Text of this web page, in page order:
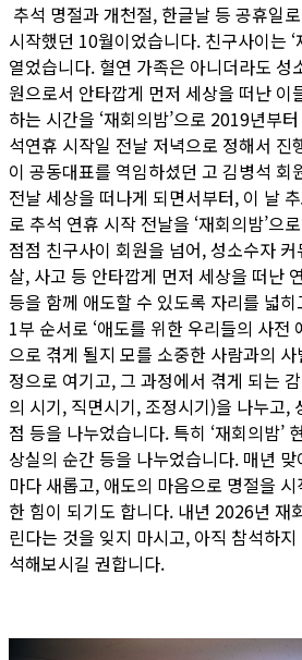
추석 명절과 개천절, 한글날 등 공휴일
시작했던 10월이었습니다. 친구사이는
열었습니다. 혈연 가족은 아니더라도 성
원으로서 안타깝게 먼저 세상을 떠난 이
하는 시간을 ‘재회의밤’으로 2019년부
석연휴 시작일 전날 저녁으로 정해서 진
이 공동대표를 역임하셨던 고 김병석 회
전날 세상을 떠나게 되면서부터, 이 날
로 추석 연휴 시작 전날을 ‘재회의밤’으
점점 친구사이 회원을 넘어, 성소수자
살, 사고 등 안타깝게 먼저 세상을 떠난
등을 함께 애도할 수 있도록 자리를 넓
1부 순서로 ‘애도를 위한 우리들의 사전
으로 겪게 될지 모를 소중한 사람과의
정으로 여기고, 그 과정에서 겪게 되는
의 시기, 직면시기, 조정시기)을 나누고,
점 등을 나누었습니다. 특히 ‘재회의밤’
상실의 순간 등을 나누었습니다. 매년
마다 새롭고, 애도의 마음으로 명절을
한 힘이 되기도 합니다. 내년 2026년 재
린다는 것을 잊지 마시고, 아직 참석하
석해보시길 권합니다.